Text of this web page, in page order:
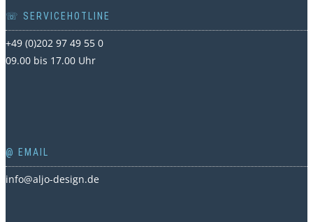
☏ SERVICEHOTLINE
+49 (0)202 97 49 55 0
09.00 bis 17.00 Uhr
@ EMAIL
info@aljo-design.de